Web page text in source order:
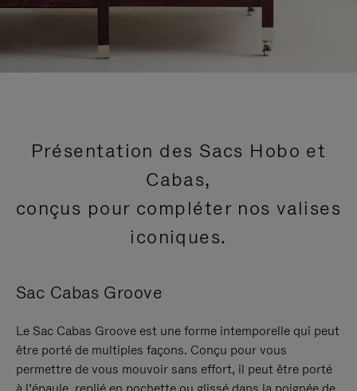
Présentation des Sacs Hobo et
Cabas,
conçus pour compléter nos valises
iconiques.
Sac Cabas Groove
Le Sac Cabas Groove est une forme intemporelle qui peut
être porté de multiples façons. Conçu pour vous
permettre de vous mouvoir sans effort, il peut être porté